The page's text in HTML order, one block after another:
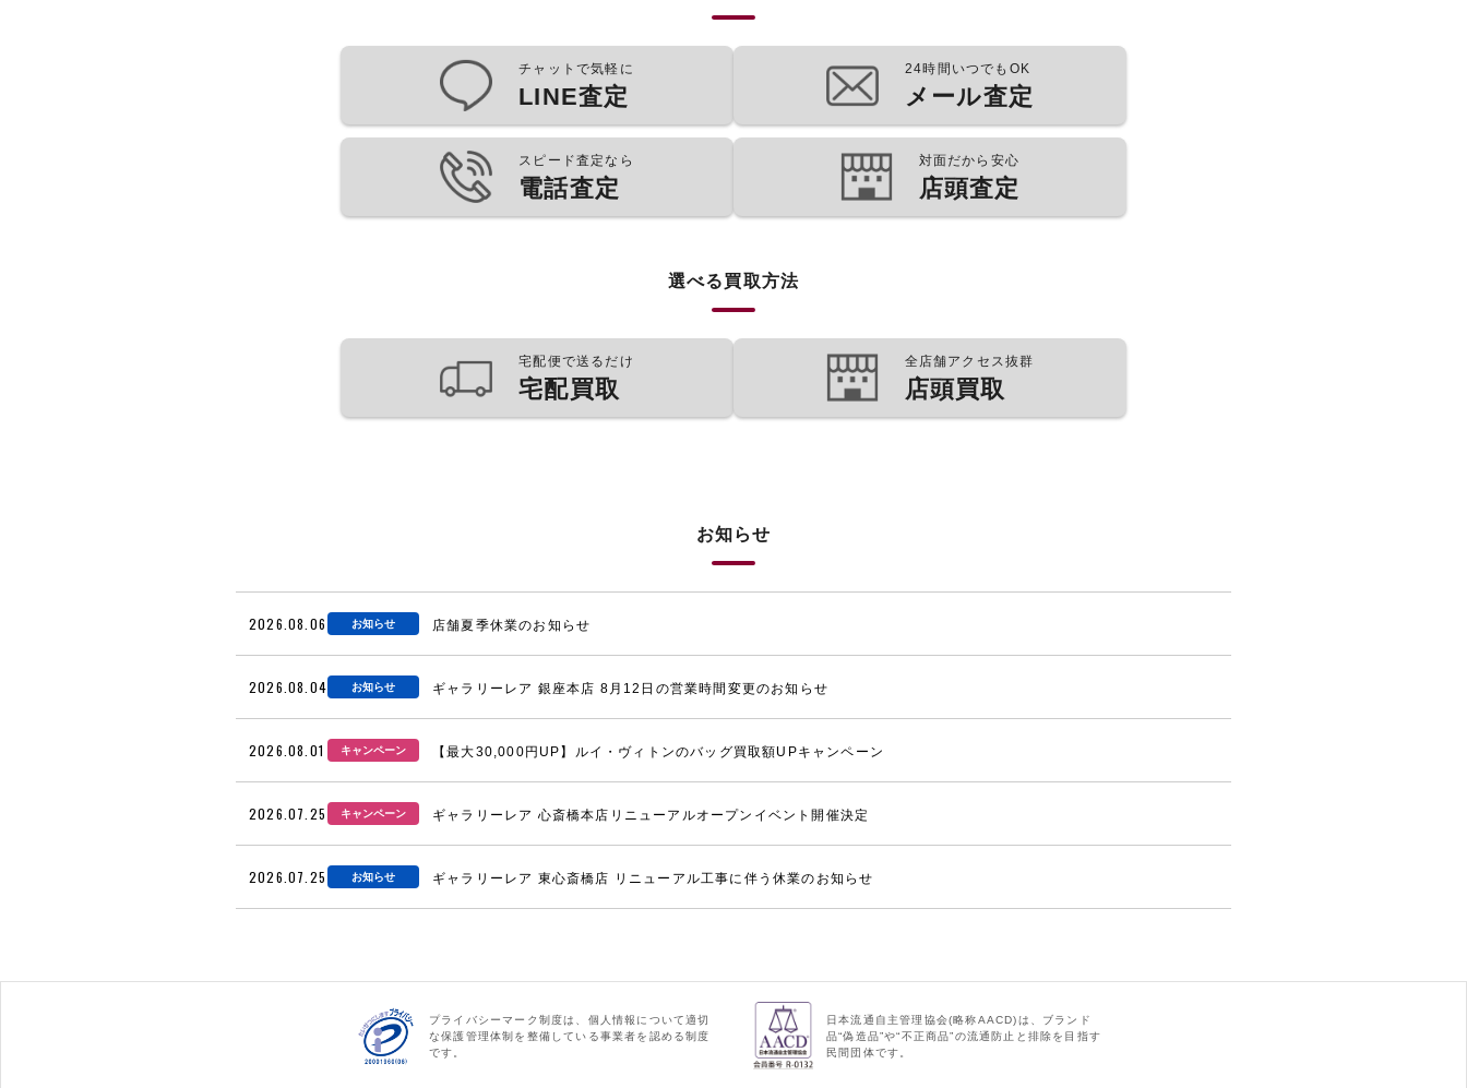
チャットで気軽に
LINE査定
24時間いつでもOK
メール査定
スピード査定なら
電話査定
対面だから安心
店頭査定
選べる買取方法
宅配便で送るだけ
宅配買取
全店舗アクセス抜群
店頭買取
お知らせ
2026.08.06 お知らせ 店舗夏季休業のお知らせ
2026.08.04 お知らせ ギャラリーレア 銀座本店 8月12日の営業時間変更のお知らせ
2026.08.01 キャンペーン 【最大30,000円UP】ルイ・ヴィトンのバッグ買取額UPキャンペーン
2026.07.25 キャンペーン ギャラリーレア 心斎橋本店リニューアルオープンイベント開催決定
2026.07.25 お知らせ ギャラリーレア 東心斎橋店 リニューアル工事に伴う休業のお知らせ
プライバシーマーク制度は、個人情報について適切
な保護管理体制を整備している事業者を認める制度
です。
日本流通自主管理協会(略称AACD)は、ブランド
品“偽造品”や“不正商品”の流通防止と排除を目指す
民間団体です。